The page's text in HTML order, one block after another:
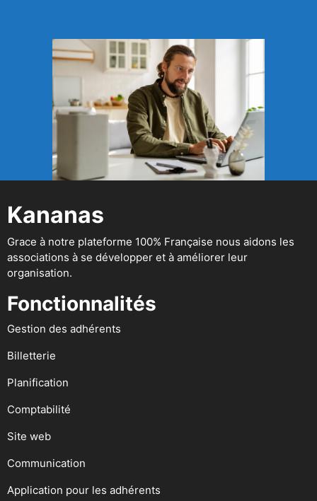
Kananas
Grace à notre plateforme 100% Française nous aidons les
associations à se développer et à améliorer leur
organisation.
Fonctionnalités
Gestion des adhérents
Billetterie
Planification
Comptabilité
Site web
Communication
Application pour les adhérents